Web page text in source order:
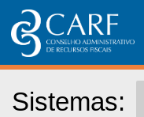
Sistemas: